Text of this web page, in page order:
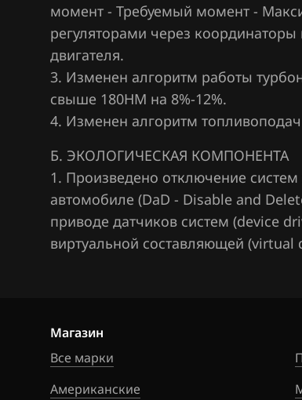
Haval
Hawtai
Honda
Hongqi
Howo
Hummer
Hyundai
Infiniti
Iveco
JAC
момент - Требуемый момент -
регуляторами через
двигателя.
3. Изменен алгоритм работы
свыше 180НМ на 8%-12%.
4. Изменен алгоритм
Б. ЭКОЛОГИЧЕСКАЯ КОМПОНЕНТА
1. Произведено отключение
автомобиле (DaD - Disable and
приводе датчиков систем (device
виртуальной составляющей (virtual
Магазин
Все марки
Американские